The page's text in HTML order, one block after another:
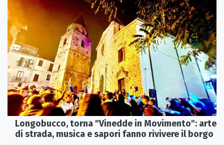
Longobucco, torna "Vinedde in Movimento": arte
di strada, musica e sapori fanno rivivere il borgo